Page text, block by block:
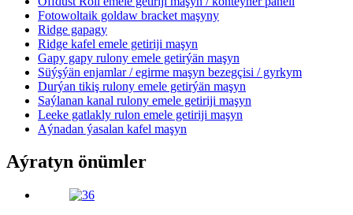
Fotowoltaik goldaw bracket maşyny
Ridge gapagy
Ridge kafel emele getiriji maşyn
Gapy gapy rulony emele getirýän maşyn
Süýşýän enjamlar / egirme maşyn bezegçisi / gyrkym
Durýan tikiş rulony emele getirýän maşyn
Saýlanan kanal rulony emele getiriji maşyn
Leeke gatlakly rulon emele getiriji maşyn
Aýnadan ýasalan kafel maşyn
Aýratyn önümler